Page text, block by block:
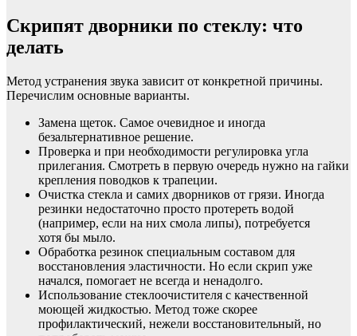
Скрипят дворники по стеклу: что
делать
Метод устранения звука зависит от конкретной причины.
Перечислим основные варианты.
Замена щеток. Самое очевидное и иногда
безальтернативное решение.
Проверка и при необходимости регулировка угла
прилегания. Смотреть в первую очередь нужно на гайки
крепления поводков к трапеции.
Очистка стекла и самих дворников от грязи. Иногда
резинки недостаточно просто протереть водой
(например, если на них смола липы), потребуется
хотя бы мыло.
Обработка резинок специальным составом для
восстановления эластичности. Но если скрип уже
начался, помогает не всегда и ненадолго.
Использование стеклоочистителя с качественной
моющей жидкостью. Метод тоже скорее
профилактический, нежели восстановительный, но